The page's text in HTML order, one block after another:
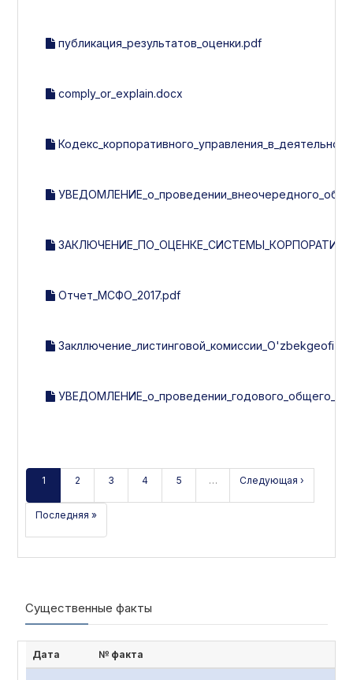
публикация_результатов_оценки.pdf
comply_or_explain.docx
Отчет_МСФО_2017.pdf
1 2 3 4 5 … Следующая ›
Последняя »
Существенные факты
Дата № факта